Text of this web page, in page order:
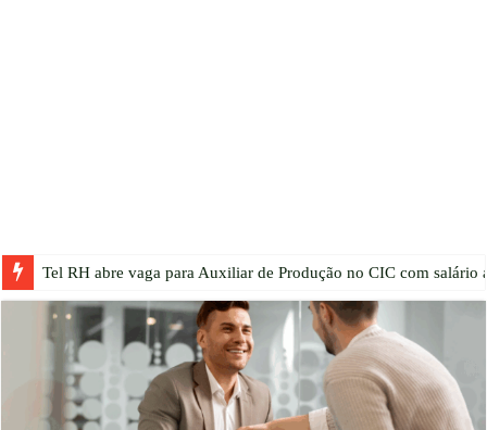
Tel RH abre vaga para Auxiliar de Produção no CIC com salário